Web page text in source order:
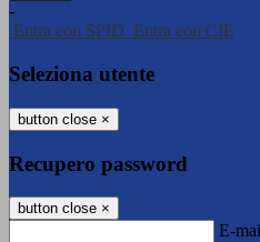
-
Entra con SPID Entra con CIE
Seleziona utente
button close ×
Recupero password
button close ×
E-